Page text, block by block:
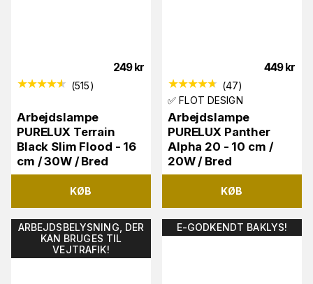
249 kr
(515)
Arbejdslampe
PURELUX Terrain
Black Slim Flood - 16
cm / 30W / Bred
KØB
449 kr
(47)
✅ FLOT DESIGN
Arbejdslampe
PURELUX Panther
Alpha 20 - 10 cm /
20W / Bred
KØB
ARBEJDSBELYSNING, DER
KAN BRUGES TIL
VEJTRAFIK!
E-GODKENDT BAKLYS!